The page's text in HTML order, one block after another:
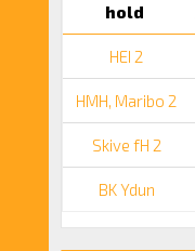
hold
HEI 2
HMH, Maribo 2
Skive fH 2
BK Ydun